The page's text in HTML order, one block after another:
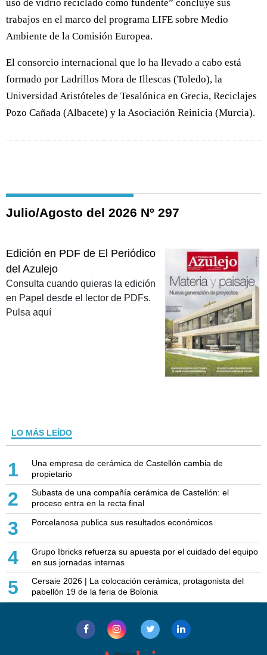
uso de vidrio reciclado como fundente” concluye sus
trabajos en el marco del programa LIFE sobre Medio
Ambiente de la Comisión Europea.
El consorcio internacional que lo ha llevado a cabo está
formado por Ladrillos Mora de Illescas (Toledo), la
Universidad Aristóteles de Tesalónica en Grecia, Reciclajes
Pozo Cañada (Albacete) y la Asociación Reinicia (Murcia).
Julio/Agosto del 2026 Nº 297
Edición en PDF de El Periódico
del Azulejo
Consulta cuando quieras la edición
en Papel desde el lector de PDFs.
Pulsa aquí
LO MÁS LEÍDO
1
Una empresa de cerámica de Castellón cambia de
propietario
2
Subasta de una compañía cerámica de Castellón: el
proceso entra en la recta final
3 Porcelanosa publica sus resultados económicos
4
Grupo Ibricks refuerza su apuesta por el cuidado del equipo
en sus jornadas internas
5
Cersaie 2026 | La colocación cerámica, protagonista del
pabellón 19 de la feria de Bolonia